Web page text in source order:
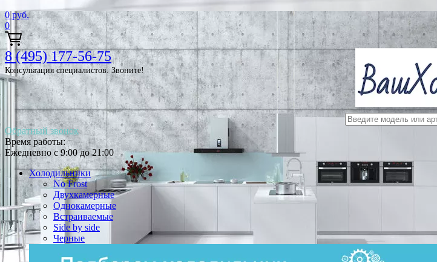
0 руб.
0
8 (495) 177-56-75
Консультация специалистов. Звоните!
Обратный звонок
Время работы:
Ежедневно с 9:00 до 21:00
Холодильники
No Frost
Двухкамерные
Однокамерные
Встраиваемые
Side by side
Черные